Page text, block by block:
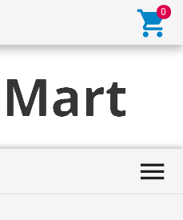

